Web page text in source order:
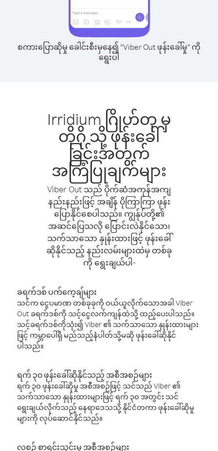
စကားပြောဆိုမှု ခေါင်းစီးမှနေ၍ “Viber Out ဖုန်းခေါ်မှု” ကို
ရွေးပါ
Irridium ဂြိုဟ်တု မှ
တိုဂို သို့ ဖုန်းခေါ်
ခြင်းအတွက်
အကြံပြုချက်များ
Viber Out သည် ပိုက်ဆံအကုန်အကျ
နည်းနည်းဖြင့် အချိန် ပိုကြာကြာ ဖုန်း
ပြောနိုင်စေပါသည်။ ကျွန်ုပ်တို့၏
အဆင်ပြေသလို ပြောင်းလဲနိုင်သော၊
သက်သာသော နှုန်းထားဖြင့် ဖုန်းခေါ်
ဆိုနိုင်သည့် နည်းလမ်းများထဲမှ တစ်ခု
ကို ရွေးချယ်ပါ-
ခရက်ဒစ် ပက်ကေ့ချ်များ
သင်က ငွေပမာဏ တစ်ခုခုကို ဝယ်ယူလိုက်သောအခါ Viber
Out ခရက်ဒစ်ကို သင့်ငွေလက်ကျန်ထဲသို့ ထည့်ပေးပါသည်။
သင့်ခရက်ဒစ်ကိုသုံး၍ Viber ၏ သက်သာသော နှုန်းထားများ
ဖြင့် ကမ္ဘာပေါ်ရှိ မည်သည့်နံပါတ်သို့မဆို ဖုန်းခေါ်ဆိုနိုင်
ပါသည်။
ရက် ၃၀ ဖုန်းခေါ်ဆိုနိုင်သည့် အစီအစဉ်များ
ရက် ၃၀ ဖုန်းခေါ်ဆိုမှု အစီအစဉ်ဖြင့် သင်သည် Viber ၏
သက်သာသော နှုန်းထားများဖြင့် ရက် ၃၀ အတွင်း သင်
ရွေးချယ်လိုက်သည့် နေရာဒေသသို့ နိုင်ငံတကာ ဖုန်းခေါ်ဆိုမှု
များကို လုပ်ဆောင်နိုင်သည်။
လစဉ် စာရင်းသွင်းမှု အစီအစဉ်များ